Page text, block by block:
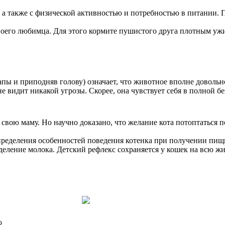
также с физической активностью и потребностью в питании.
любимца. Для этого кормите пушистого друга плотным
и приподняв голову) означает, что животное вполне
видит никакой угрозы. Скорее, она чувствует себя в полной
маму. Но научно доказано, что желание кота потоптаться
особенностей поведения котенка при получении
молока. Детский рефлекс сохраняется у кошек на всю